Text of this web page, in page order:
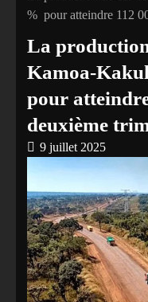
% pour atteindre 112
La
Kamoa-
pour
deuxième
9 juillet 2025